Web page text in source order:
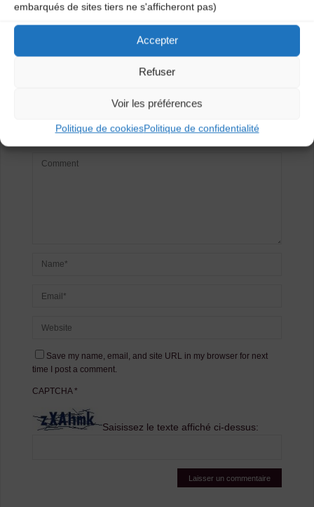
embarqués de sites tiers ne s'afficheront pas)
Accepter
Refuser
Voir les préférences
Politique de cookiesPolitique de confidentialité
Apéro trad’ (Brioude)
Laisser un
commentaire
obligatoires sont indiqués avec*
Save my name, email, and site URL in my browser for next
time I post a comment.
CAPTCHA*
Saisissez le texte affiché ci-dessus: